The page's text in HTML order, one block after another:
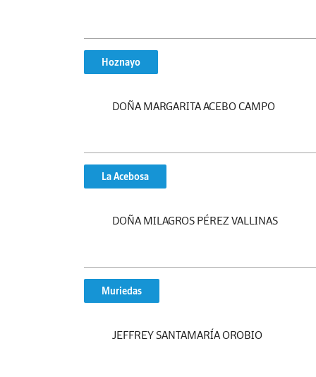
Hoznayo
DOÑA MARGARITA ACEBO CAMPO
La Acebosa
DOÑA MILAGROS PÉREZ VALLINAS
Muriedas
JEFFREY SANTAMARÍA OROBIO